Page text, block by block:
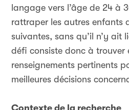
langage vers l’âge de 24 à
rattraper les autres enfants
suivantes, sans qu’il n’y ait
défi consiste donc à trouver
renseignements pertinents
meilleures décisions
Contexte de la recherche